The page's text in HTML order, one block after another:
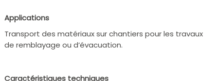
Applications
Transport des matériaux sur chantiers pour les travaux
de remblayage ou d’évacuation.
Caractéristiques techniques